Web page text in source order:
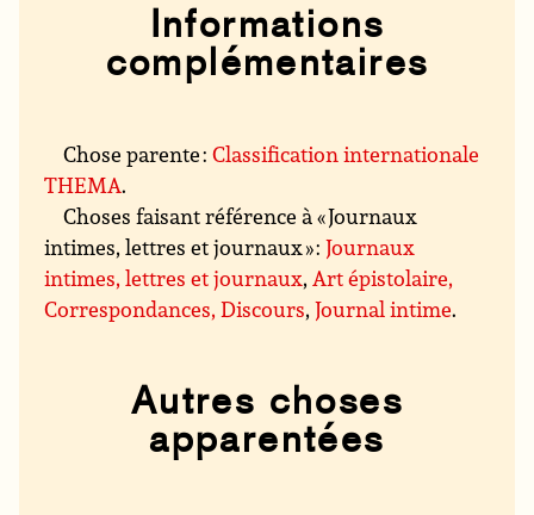
Informations
complémentaires
Chose parente :Classification internationale
THEMA.
Choses faisant référence à « Journaux
intimes, lettres et journaux » :Journaux
intimes, lettres et journaux,Art épistolaire,
Correspondances, Discours,Journal intime.
Autres choses
apparentées